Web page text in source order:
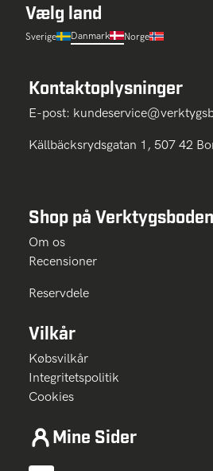
Vælg land
Sverige Danmark Norge
Kontaktoplysninger
E-post:
Källbäcksrydsgatan 1, 507 42
Shop på Verktygsboden
Om os
Recensioner
Reservdele
Vilkår
Købsvilkår
Integritetspolitik
Cookies
Mine Sider